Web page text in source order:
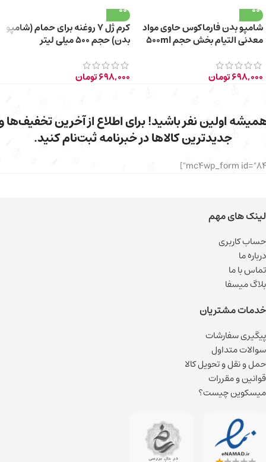
شامپو بدن فارماکوس حاوی مواد
معدنی التیام بخش حجم 500ml
698,000تومان
کرم ژل 7 روغنه برای حمام (شامپو
بدن) حجم ۵۰۰ میلی لیتر
698,000تومان
اولین نفر باشید! برای اطلاع از آخرین تخفیف‌ها
جدیدترین کالاها در خبرنامه ثبت‌نام کنید.
لینک های مهم
حساب کاربری
درباره ما
تماس با ما
بلاگ میسفا
خدمات مشتریان
پیگیری سفارشات
سوالات متداول
حمل و نقل و تحویل کالا
قوانین و مقررات
میسکوین چیست؟